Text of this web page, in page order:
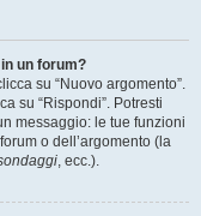
un forum?
su “Nuovo argomento”.
su “Rispondi”. Potresti
messaggio: le tue funzioni
o dell’argomento (la
, ecc.).